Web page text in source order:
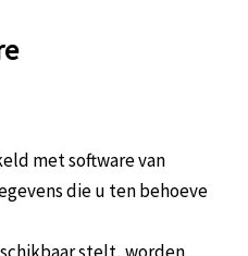
met software van
die u ten behoeve